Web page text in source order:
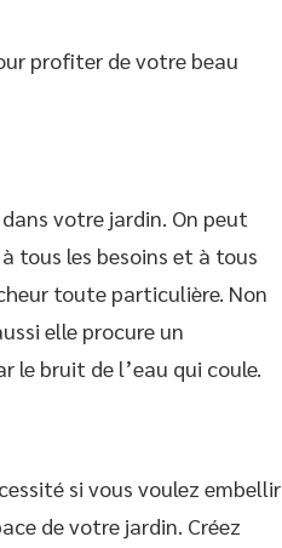
profiter de votre beau
votre jardin. On peut
tous les besoins et à tous
toute particulière. Non
elle procure un
le bruit de l’eau qui coule.
si vous voulez embellir
de votre jardin. Créez